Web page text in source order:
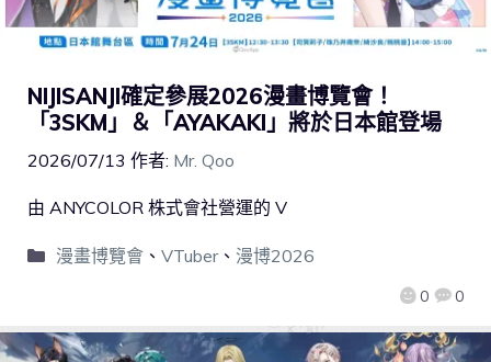
​​NIJISANJI確定參展2026漫畫博覽會！
「3SKM」＆「AYAKAKI」將於日本館登場
2026/07/13 作者: Mr. Qoo
0 0
由 ANYCOLOR 株式會社營運的 V
漫畫博覽會、 VTuber、 漫博2026